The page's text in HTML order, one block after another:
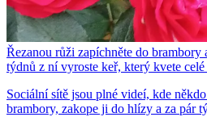
Řezanou růži zapíchněte do brambory
týdnů z ní vyroste keř, který kvete
Sociální sítě jsou plné videí, kde
brambory, zakope ji do hlízy a za pár